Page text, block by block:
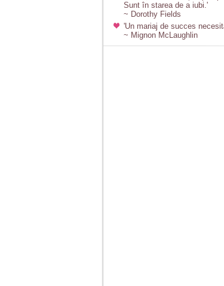
Sunt în starea de a iubi.'
~ Dorothy Fields
'Un mariaj de succes
~ Mignon McLaughlin